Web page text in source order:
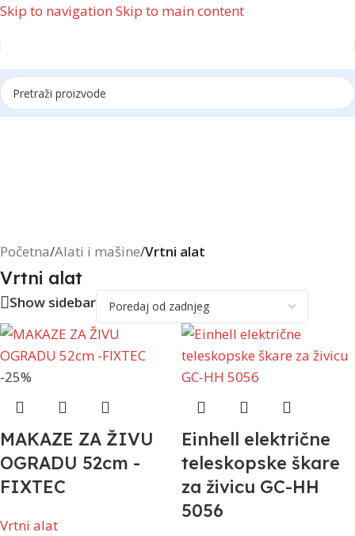
Skip to navigation Skip to main content
Reklama
Početna/Alati i mašine/Vrtni alat
Vrtni alat
Show sidebar
-25%
MAKAZE ZA ŽIVU
OGRADU 52cm -
FIXTEC
Vrtni alat
Einhell električne
teleskopske škare
za živicu GC-HH
5056